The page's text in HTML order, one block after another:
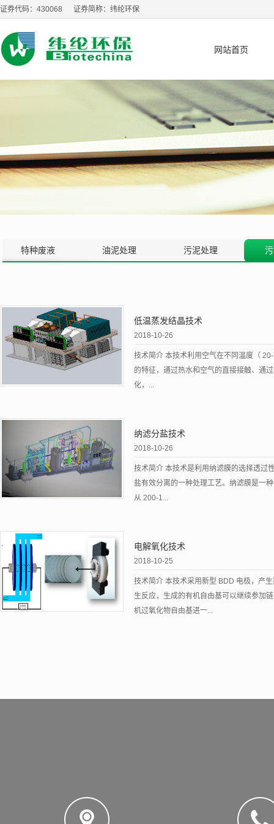
证券代码：430068 证券简称：纬纶环保
网站首页
特种废液 油泥处理 污泥处理
低温蒸发结晶技术
2018-10-26
技术简介 本技术利用空气在不同温度（
的特征，通过热水和空气的直接接触、通
化，...
纳滤分盐技术
2018-10-26
技术简介 本技术是利用纳滤膜的选择透过
盐有效分离的一种处理工艺。纳滤膜是一
从 200-1...
电解氧化技术
2018-10-25
技术简介 本技术采用新型 BDD 电极，产
生反应，生成的有机自由基可以继续参加
机过氧化物自由基进一...